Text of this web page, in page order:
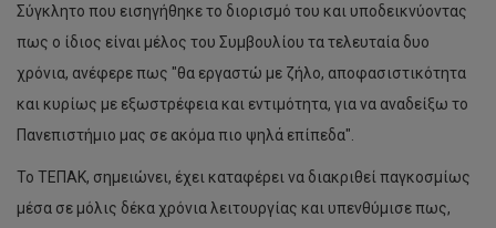
Σύγκλητο που εισηγήθηκε το διορισμό του και υποδεικνύοντας
πως ο ίδιος είναι μέλος του Συμβουλίου τα τελευταία δυο
χρόνια, ανέφερε πως "θα εργαστώ με ζήλο, αποφασιστικότητα
και κυρίως με εξωστρέφεια και εντιμότητα, για να αναδείξω το
Πανεπιστήμιο μας σε ακόμα πιο ψηλά επίπεδα".
Το ΤΕΠΑΚ, σημειώνει, έχει καταφέρει να διακριθεί παγκοσμίως
μέσα σε μόλις δέκα χρόνια λειτουργίας και υπενθύμισε πως,